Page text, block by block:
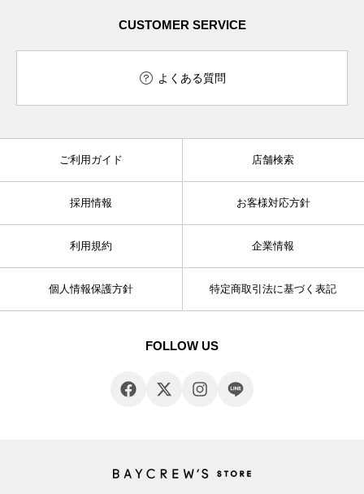
CUSTOMER SERVICE
よくある質問
ご利用ガイド 店舗検索
採用情報 お客様対応方針
利用規約 企業情報
個人情報保護方針 特定商取引法に基づく表記
FOLLOW US